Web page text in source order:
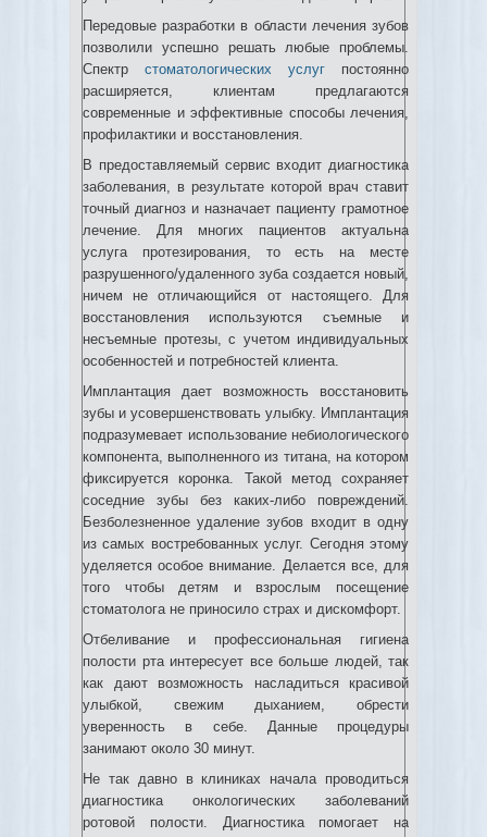
Передовые разработки в области лечения зубов
позволили успешно решать любые проблемы.
Спектр стоматологических услуг постоянно
расширяется, клиентам предлагаются
современные и эффективные способы лечения,
профилактики и восстановления.
В предоставляемый сервис входит диагностика
заболевания, в результате которой врач ставит
точный диагноз и назначает пациенту грамотное
лечение. Для многих пациентов актуальна
услуга протезирования, то есть на месте
разрушенного/удаленного зуба создается новый,
ничем не отличающийся от настоящего. Для
восстановления используются съемные и
несъемные протезы, с учетом индивидуальных
особенностей и потребностей клиента.
Имплантация дает возможность восстановить
зубы и усовершенствовать улыбку. Имплантация
подразумевает использование небиологического
компонента, выполненного из титана, на котором
фиксируется коронка. Такой метод сохраняет
соседние зубы без каких-либо повреждений.
Безболезненное удаление зубов входит в одну
из самых востребованных услуг. Сегодня этому
уделяется особое внимание. Делается все, для
того чтобы детям и взрослым посещение
стоматолога не приносило страх и дискомфорт.
Отбеливание и профессиональная гигиена
полости рта интересует все больше людей, так
как дают возможность насладиться красивой
улыбкой, свежим дыханием, обрести
уверенность в себе. Данные процедуры
занимают около 30 минут.
Не так давно в клиниках начала проводиться
диагностика онкологических заболеваний
ротовой полости. Диагностика помогает на